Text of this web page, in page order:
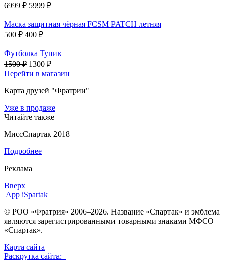
6999 ₽ 5999 ₽
Маска защитная чёрная FCSM PATCH летняя
500 ₽ 400 ₽
Футболка Тупик
1500 ₽ 1300 ₽
Перейти в магазин
Карта друзей "Фратрии"
Уже в продаже
Читайте также
МиссСпартак 2018
Подробнее
Реклама
Вверх
App iSpartak
© РОО «Фратрия» 2006–2026. Название «Спартак» и эмблема
являются зарегистрированными товарными знаками МФСО
«Спартак».
Карта сайта
Раскрутка сайта: